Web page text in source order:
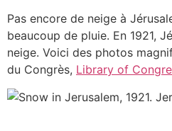
Pas encore de neige à
beaucoup de pluie. En 1921,
neige. Voici des photos
du Congrès, Library of